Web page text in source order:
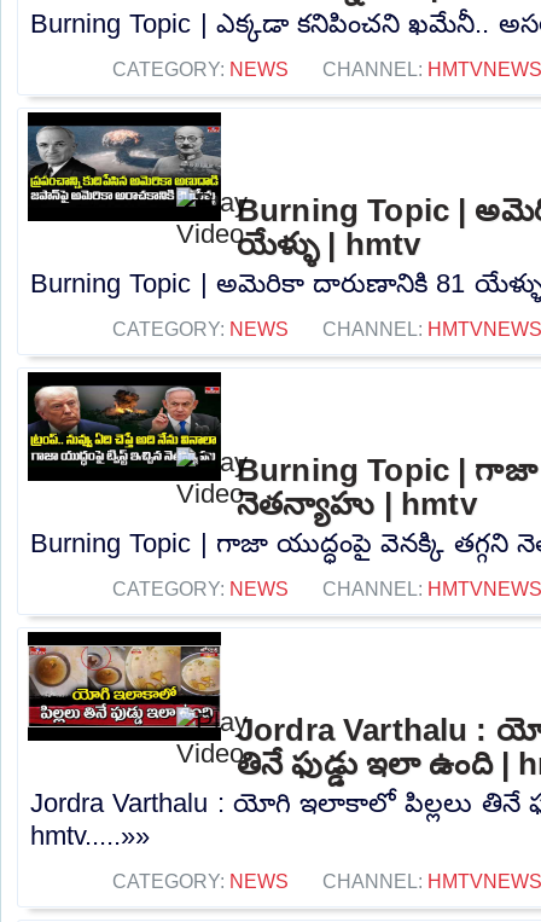
Burning Topic | ఎక్కడా కనిపించని ఖమేనీ..
CATEGORY: NEWS CHANNEL: HMTVNEWS
Burning Topic |
యేళ్ళు | hmtv
Burning Topic | అమెరికా దారుణానికి 81 యేళ్ళు
CATEGORY: NEWS CHANNEL: HMTVNEWS
Burning Topic | గాజా
నెతన్యాహు | hmtv
Burning Topic | గాజా యుద్ధంపై వెనక్కి తగ్గని
CATEGORY: NEWS CHANNEL: HMTVNEWS
Jordra Varthalu :
తినే ఫుడ్డు ఇలా ఉంది |
Jordra Varthalu : యోగి ఇలాకాలో పిల్లలు తినే
hmtv.....»»
CATEGORY: NEWS CHANNEL: HMTVNEWS